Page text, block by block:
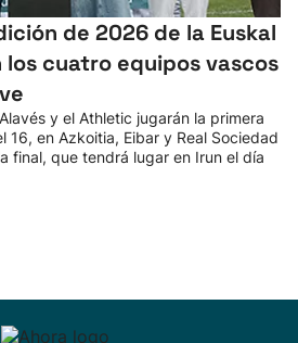
de 2026 de la Euskal
los cuatro equipos vascos
y el Athletic jugarán la primera
16, en Azkoitia, Eibar y Real Sociedad
final, que tendrá lugar en Irun el día